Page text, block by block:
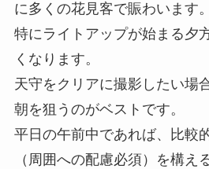
に多くの花見客で賑わいます。
特にライトアップが始まる夕
くなります。
天守をクリアに撮影したい場
朝を狙うのがベストです。
平日の午前中であれば、比較
（周囲への配慮必須）を構え